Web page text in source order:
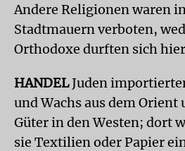
Andere Religionen waren
Stadtmauern verboten,
Orthodoxe durften sich
HANDELJuden
und Wachs aus dem
Güter in den Westen; dort
sie Textilien oder Papier